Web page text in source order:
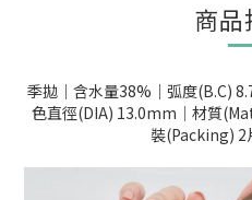
商品
季拋｜含水量38%｜弧度(B.C)
色直徑(DIA) 13.0mm｜材質
裝(Packing) 2